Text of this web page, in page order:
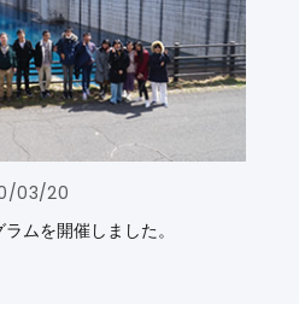
03/20
ムを開催しました。